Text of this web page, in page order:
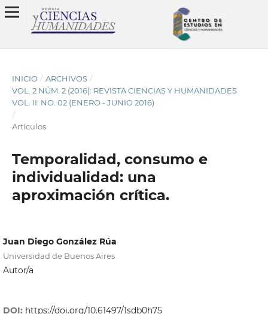
INICIO / ARCHIVOS /
VOL. 2 NÚM. 2 (2016): REVISTA CIENCIAS Y HUMANIDADES
VOL. II: NO. 02 (ENERO - JUNIO 2016)
/
Artículos
Temporalidad, consumo e
individualidad: una
aproximación crítica.
Juan Diego González Rúa
Universidad de Buenos Aires
Autor/a
DOI: https://doi.org/10.61497/1sdb0h75